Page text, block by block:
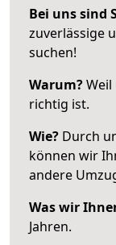
Bei uns sind
zuverlässige
suchen!
Warum?Weil
richtig ist.
Wie? Durch
können wir
andere
Was wir
Jahren.